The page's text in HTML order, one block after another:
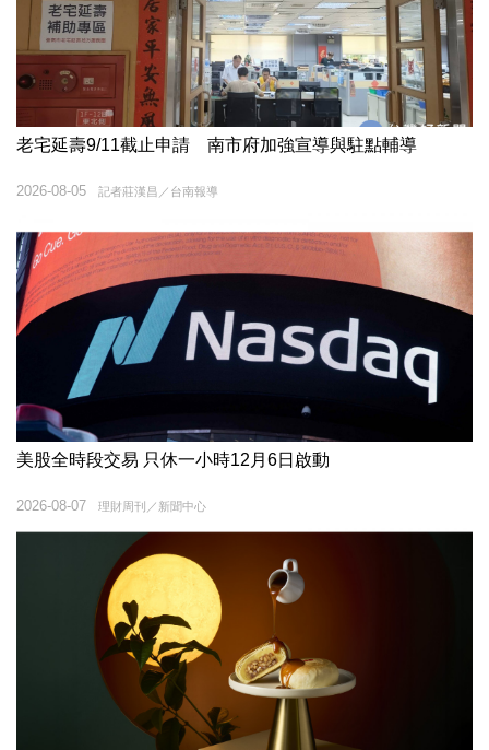
老宅延壽9/11截止申請 南市府加強宣導與駐點輔導
記者莊漢昌／台南報導
2026-08-05
美股全時段交易 只休一小時12月6日啟動
理財周刊／新聞中心
2026-08-07